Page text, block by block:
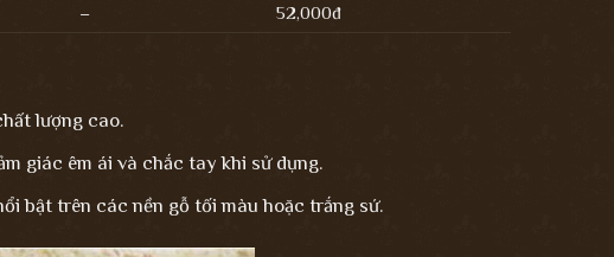
– 52,000đ
lượng cao.
giác êm ái và chắc tay khi sử dụng.
bật trên các nền gỗ tối màu hoặc trắng sứ.